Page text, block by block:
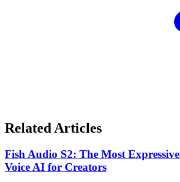
Related Articles
Fish Audio S2: The Most
Voice AI for Creators